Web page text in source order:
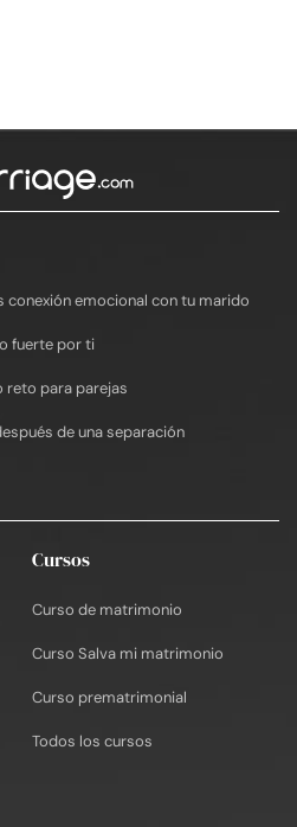
conexión emocional con tu marido
fuerte por ti
reto para parejas
de una separación
Cursos
Curso de matrimonio
Curso Salva mi matrimonio
Curso prematrimonial
Todos los cursos